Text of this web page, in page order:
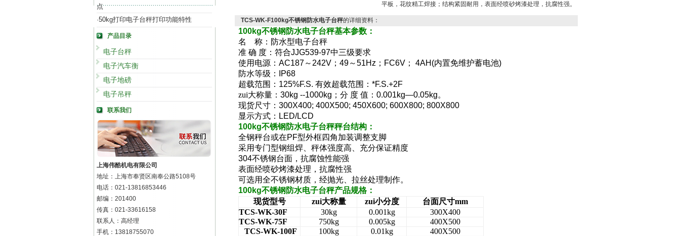
点
·50kg打印电子台秤打印功能特性
产品目录
电子台秤
电子汽车衡
电子地磅
电子吊秤
联系我们
上海伟酷机电有限公司
地址：上海市奉贤区南奉公路5108号
电话：021-13816853446
邮编：201400
传真：021-33616158
联系人：高经理
手机：13818755070
平板，花纹精工焊接；结构紧固耐用，表面经喷砂烤漆处理，抗腐性强。
TCS-WK-F100kg不锈钢防水电子台秤的详细资料：
100kg不锈钢防水电子台秤基本参数：
名
称：防水型电子台秤
准 确 度：符合JJG539-97中三级要求
使用电源： AC187～ 242V ； 49～51Hz ； FC6V ； 4AH(内置免维护蓄电池)
防水等级：
IP68
超载范围： 125%F.S. 有效超载范围： *F.S.+2F
zui大称量： 30kg --1000kg ；分 度 值： 0.001kg—0.05kg。
现货尺寸： 300X400; 400X500; 450X600; 600X800; 800X800
显示方式： LED/LCD
100kg不锈钢防水电子台秤秤台结构：
全钢秤台或在PF型外框四角加装调整支脚
采用专门型钢组焊、秤体强度高、充分保证精度
304不锈钢台面，抗腐蚀性能强
表面经喷砂烤漆处理，抗腐性强
可选用全不锈钢材质，经抛光、拉丝处理制作。
100kg不锈钢防水电子台秤产品规格：
现货型号
zui大称量 zui小分度
台面尺寸mm
TCS-WK-30F
30kg 0.001kg
300X400
TCS-WK-75F
750kg 0.005kg
400X500
TCS-WK-100F
100kg 0.01kg
400X500